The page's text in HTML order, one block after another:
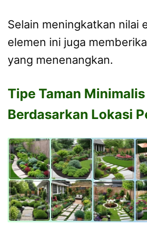
Selain meningkatkan nilai
elemen ini juga
yang menenangkan.
Tipe Taman Minimalis
Berdasarkan Lokasi